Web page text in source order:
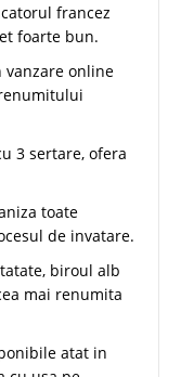
francez
foarte bun.
vanzare online
3 sertare, ofera
toate
de invatare.
biroul alb
mai renumita
atat in